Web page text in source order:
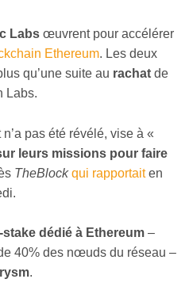
Labs œuvrent pour accélérer
Ethereum. Les deux
qu’une suite au rachat de
Labs.
pas été révélé, vise à «
leurs missions pour faire
TheBlock qui rapportaiten
dédié à Ethereum –
40% des nœuds du réseau –
.